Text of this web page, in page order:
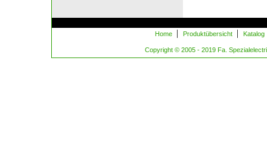
Home | Produktübersicht | Katalog
Copyright © 2005 - 2019 Fa.